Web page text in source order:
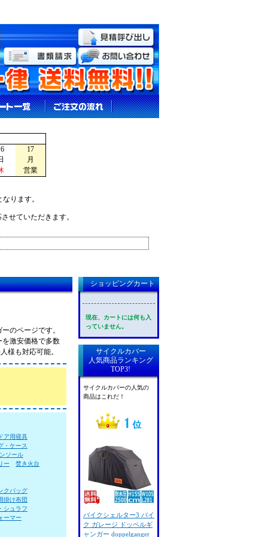
17
月
営業
なります。
せていただきます。
のページです。
激安価格で多数
様も対応可能。
ア用寝具
・ケース
ソール
ー
焚き火台
クバッグ
掛け布団
シュラフ
ーマー
ショッピングカート
現在、カートには何も入
っていません。
サイクルカバー
人気商品ランキング
TOP3!
サイクルカバーの人気の
商品はこれだ！
バイクシェルター3 バイ
ク ガレージ ドッペルギ
ャンガー doppelganger